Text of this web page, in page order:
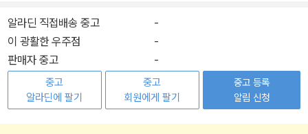
알라딘 직접배송 중고
-
이 광활한 우주점
-
판매자 중고
-
중고
알라딘에 팔기
중고
회원에게 팔기
중고 등록
알림 신청